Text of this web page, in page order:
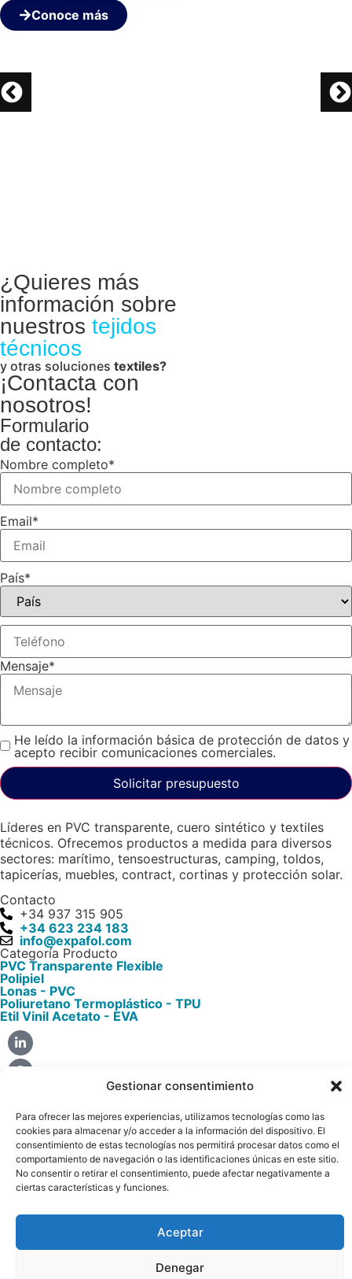
Gestionar consentimiento
Para ofrecer las mejores experiencias, utilizamos tecnologías como las
cookies para almacenar y/o acceder a la información del dispositivo. El
consentimiento de estas tecnologías nos permitirá procesar datos como el
comportamiento de navegación o las identificaciones únicas en este sitio.
No consentir o retirar el consentimiento, puede afectar negativamente a
ciertas características y funciones.
Aceptar
Denegar
Conoce más
¿Quieres más
información sobre
nuestros tejidos
técnicos
y otras soluciones textiles?
¡Contacta con
nosotros!
Formulario
de contacto:
Nombre completo*
Email*
País*
Mensaje*
He leído la información básica de protección de datos y
acepto recibir comunicaciones comerciales.
Solicitar presupuesto
Líderes en PVC transparente, cuero sintético y textiles
técnicos. Ofrecemos productos a medida para diversos
sectores: marítimo, tensoestructuras, camping, toldos,
tapicerías, muebles, contract, cortinas y protección solar.
Contacto
+34 937 315 905
+34 623 234 183
info@expafol.com
Categoría Producto
PVC Transparente Flexible​
Polipiel​
Lonas - PVC​
Poliuretano Termoplástico - TPU​
Etil Vinil Acetato - EVA​
Escribe tu email
Aviso Legal
Con el soporte de: